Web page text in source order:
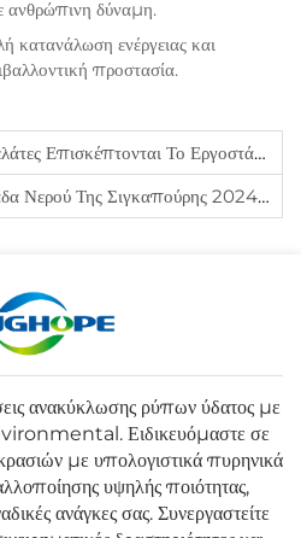
ανθρώπινη δύναμη.
κατανάλωση ενέργειας και
προστασία.
Το Εργοστάσιό Μας Για Διανοητική Ανταλλαγή Και Συνεργασία
Νερού Της Σιγκαπούρης 2024.7
ανακύκλωσης ρύπων ύδατος με
Ειδικευόμαστε σε
με υπολογιστικά πυρηνικά
υψηλής ποιότητας,
ανάγκες σας. Συνεργαστείτε